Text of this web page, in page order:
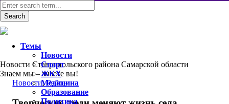
Новости Ставропольского района Самарской области
Знаем мы – знаете вы!
Новости,Район
Темы
Новости
Спорт
ЖКХ
Медицина
Образование
Политика